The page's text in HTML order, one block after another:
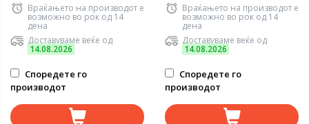
Враќањето на производот е
возможно во рок од 14
дена
Доставуваме веќе од
14.08.2026
Споредете го
производот
Враќањето на производот е
возможно во рок од 14
дена
Доставуваме веќе од
14.08.2026
Споредете го
производот